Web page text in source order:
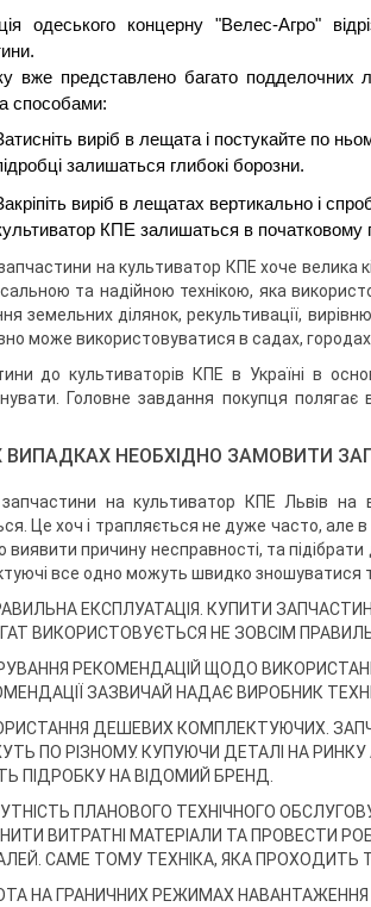
одеського концерну "Велес-Агро"
вже представлено багато подделочних
способами:
виріб в лещата і постукайте по
залишаться глибокі борозни.
виріб в лещатах вертикально і
КПЕ залишаться в початковому
на культиватор КПЕ хоче велика
та надійною технікою, яка
земельних ділянок, рекультивації,
може використовуватися в садах,
до культиваторів КПЕ в Україні в
Головне завдання покупця
ВИПАДКАХ НЕОБХІДНО ЗАМОВИТИ
на культиватор КПЕ Львів на
Це хоч і трапляється не дуже часто, але
виявити причину несправності, та
все одно можуть швидко
ЕКСПЛУАТАЦІЯ. КУПИТИ
ВИКОРИСТОВУЄТЬСЯ НЕ ЗОВСІМ
РЕКОМЕНДАЦІЙ ЩОДО
ЗАЗВИЧАЙ НАДАЄ ВИРОБНИК
ДЕШЕВИХ КОМПЛЕКТУЮЧИХ.
ПО РІЗНОМУ. КУПУЮЧИ ДЕТАЛІ НА
ПІДРОБКУ НА ВІДОМИЙ БРЕНД.
ПЛАНОВОГО ТЕХНІЧНОГО
ВИТРАТНІ МАТЕРІАЛИ ТА ПРОВЕСТИ
САМЕ ТОМУ ТЕХНІКА, ЯКА
НА ГРАНИЧНИХ РЕЖИМАХ НАВАНТАЖЕННЯ